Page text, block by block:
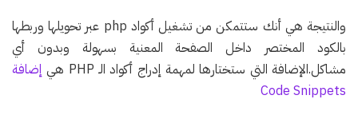
والنتيجة هي أنك ستتمكن من تشغيل أكواد php عبر تحويلها وربطها
بالكود المختصر داخل الصفحة المعنية بسهولة وبدون أي
مشاكل.الإضافة التي ستختارها لمهمة إدراج أكواد الـ PHP هي
إضافة
Code Snippets